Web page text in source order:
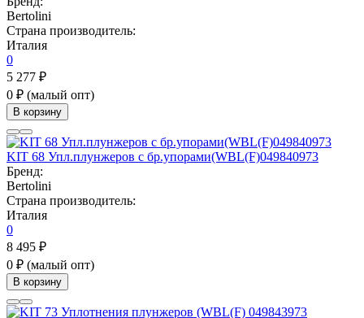
Bertolini
Страна производитель:
Италия
0
5 277 ₽
0 ₽ (малый опт)
В корзину
KIT 68 Упл.плунжеров с бр.упорами(WBL(F)049840973
Бренд:
Bertolini
Страна производитель:
Италия
0
8 495 ₽
0 ₽ (малый опт)
В корзину